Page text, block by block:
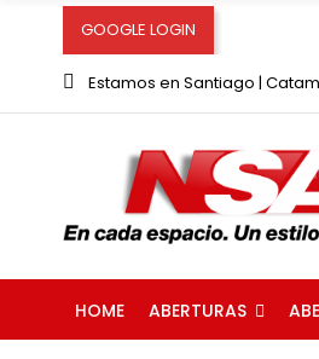
GOOGLE LOGIN
Estamos en Santiago |
HOME ABERTURAS